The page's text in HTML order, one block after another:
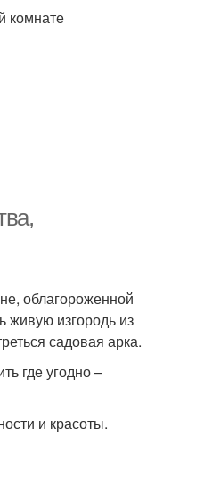
комнате
облагороженной
живую изгородь из
садовая арка.
где угодно –
и красоты.